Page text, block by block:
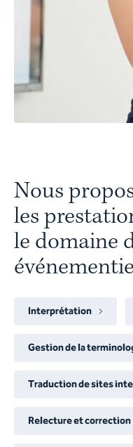
Nous
les
le domaine
Interprétation
Gestion de la
Traduction de sites
Relecture et correction